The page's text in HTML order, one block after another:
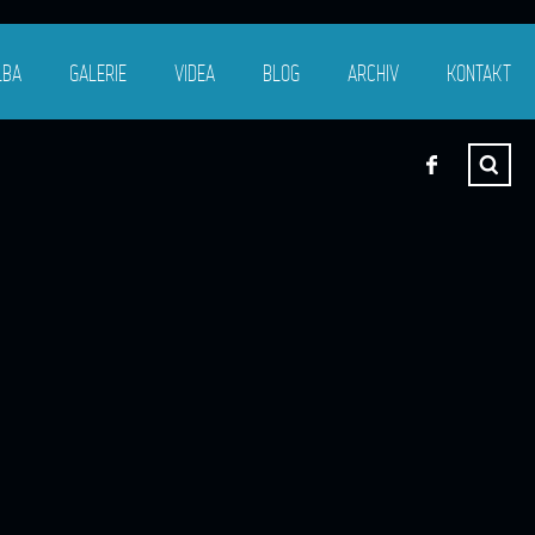
GALERIE VIDEA BLOG ARCHIV KONTAKT